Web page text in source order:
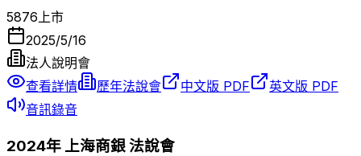
5876上市
2025/5/16
法人說明會
查看詳情
歷年法說會 中文版 PDF
英文版 PDF
音訊錄音
2024年 上海商銀法說會